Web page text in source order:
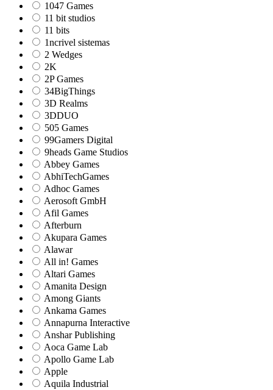
1047 Games
11 bit studios
11 bits
1ncrivel sistemas
2 Wedges
2K
2P Games
34BigThings
3D Realms
3DDUO
505 Games
99Gamers Digital
9heads Game Studios
Abbey Games
AbhiTechGames
Adhoc Games
Aerosoft GmbH
Afil Games
Afterburn
Akupara Games
Alawar
All in! Games
Altari Games
Amanita Design
Among Giants
Ankama Games
Annapurna Interactive
Anshar Publishing
Aoca Game Lab
Apollo Game Lab
Apple
Aquila Industrial